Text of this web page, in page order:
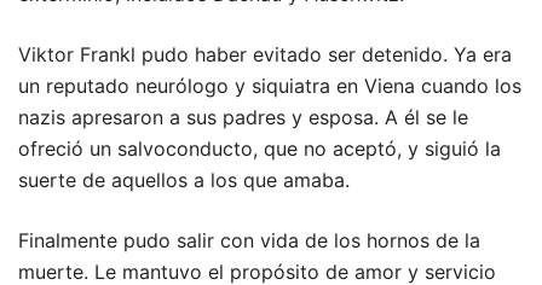
Viktor Frankl pudo haber evitado ser detenido. Ya era
un reputado neurólogo y siquiatra en Viena cuando los
nazis apresaron a sus padres y esposa. A él se le
ofreció un salvoconducto, que no aceptó, y siguió la
suerte de aquellos a los que amaba.
Finalmente pudo salir con vida de los hornos de la
muerte. Le mantuvo el propósito de amor y servicio